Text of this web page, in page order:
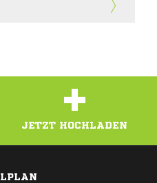
+
JETZT HOCHLADEN